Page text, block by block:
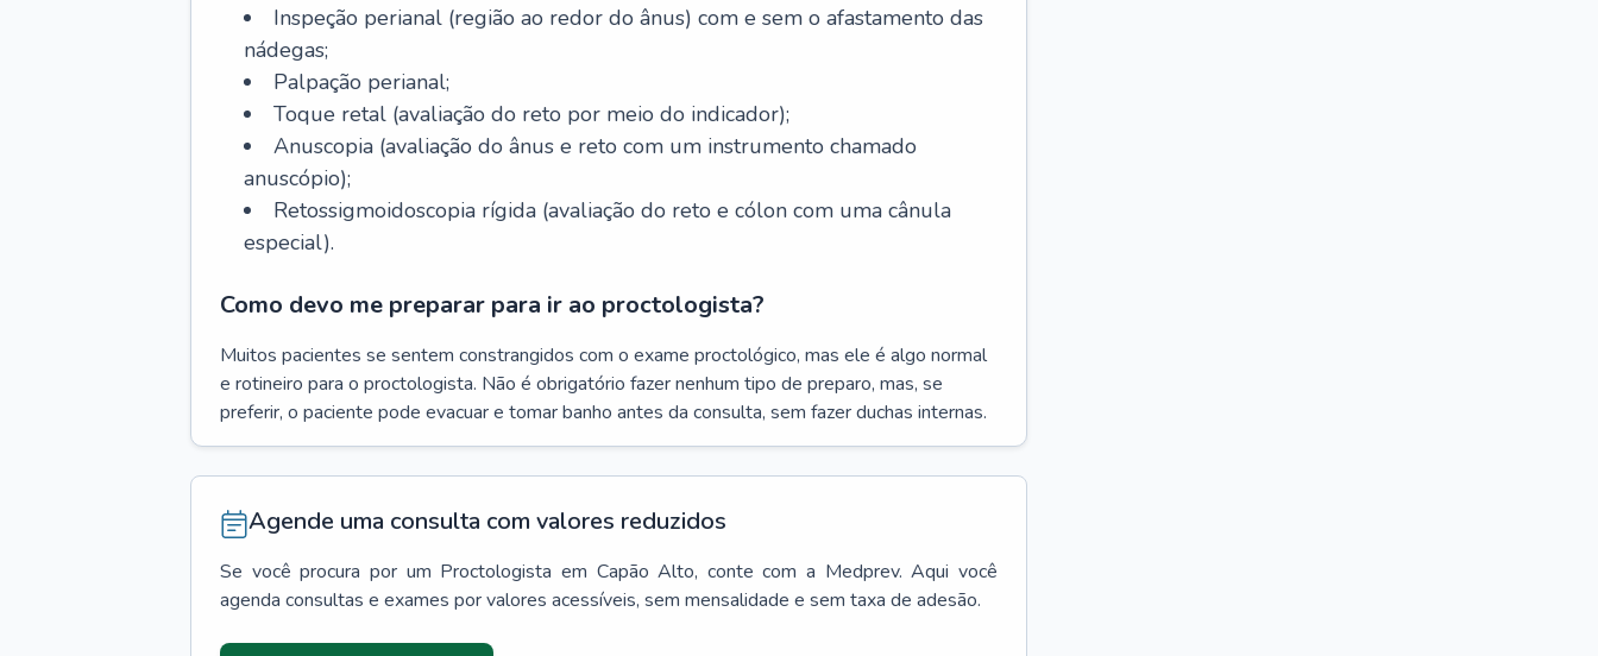
Inspeção perianal (região ao redor do ânus) com e sem o afastamento das
nádegas;
Palpação perianal;
Toque retal (avaliação do reto por meio do indicador);
Anuscopia (avaliação do ânus e reto com um instrumento chamado
anuscópio);
Retossigmoidoscopia rígida (avaliação do reto e cólon com uma cânula
especial).
Como devo me preparar para ir ao proctologista?
Muitos pacientes se sentem constrangidos com o exame proctológico, mas ele é algo normal
e rotineiro para o proctologista. Não é obrigatório fazer nenhum tipo de preparo, mas, se
preferir, o paciente pode evacuar e tomar banho antes da consulta, sem fazer duchas internas.
Agende uma consulta com valores reduzidos
Se você procura por um Proctologista em Capão Alto, conte com a Medprev. Aqui você
agenda consultas e exames por valores acessíveis, sem mensalidade e sem taxa de adesão.